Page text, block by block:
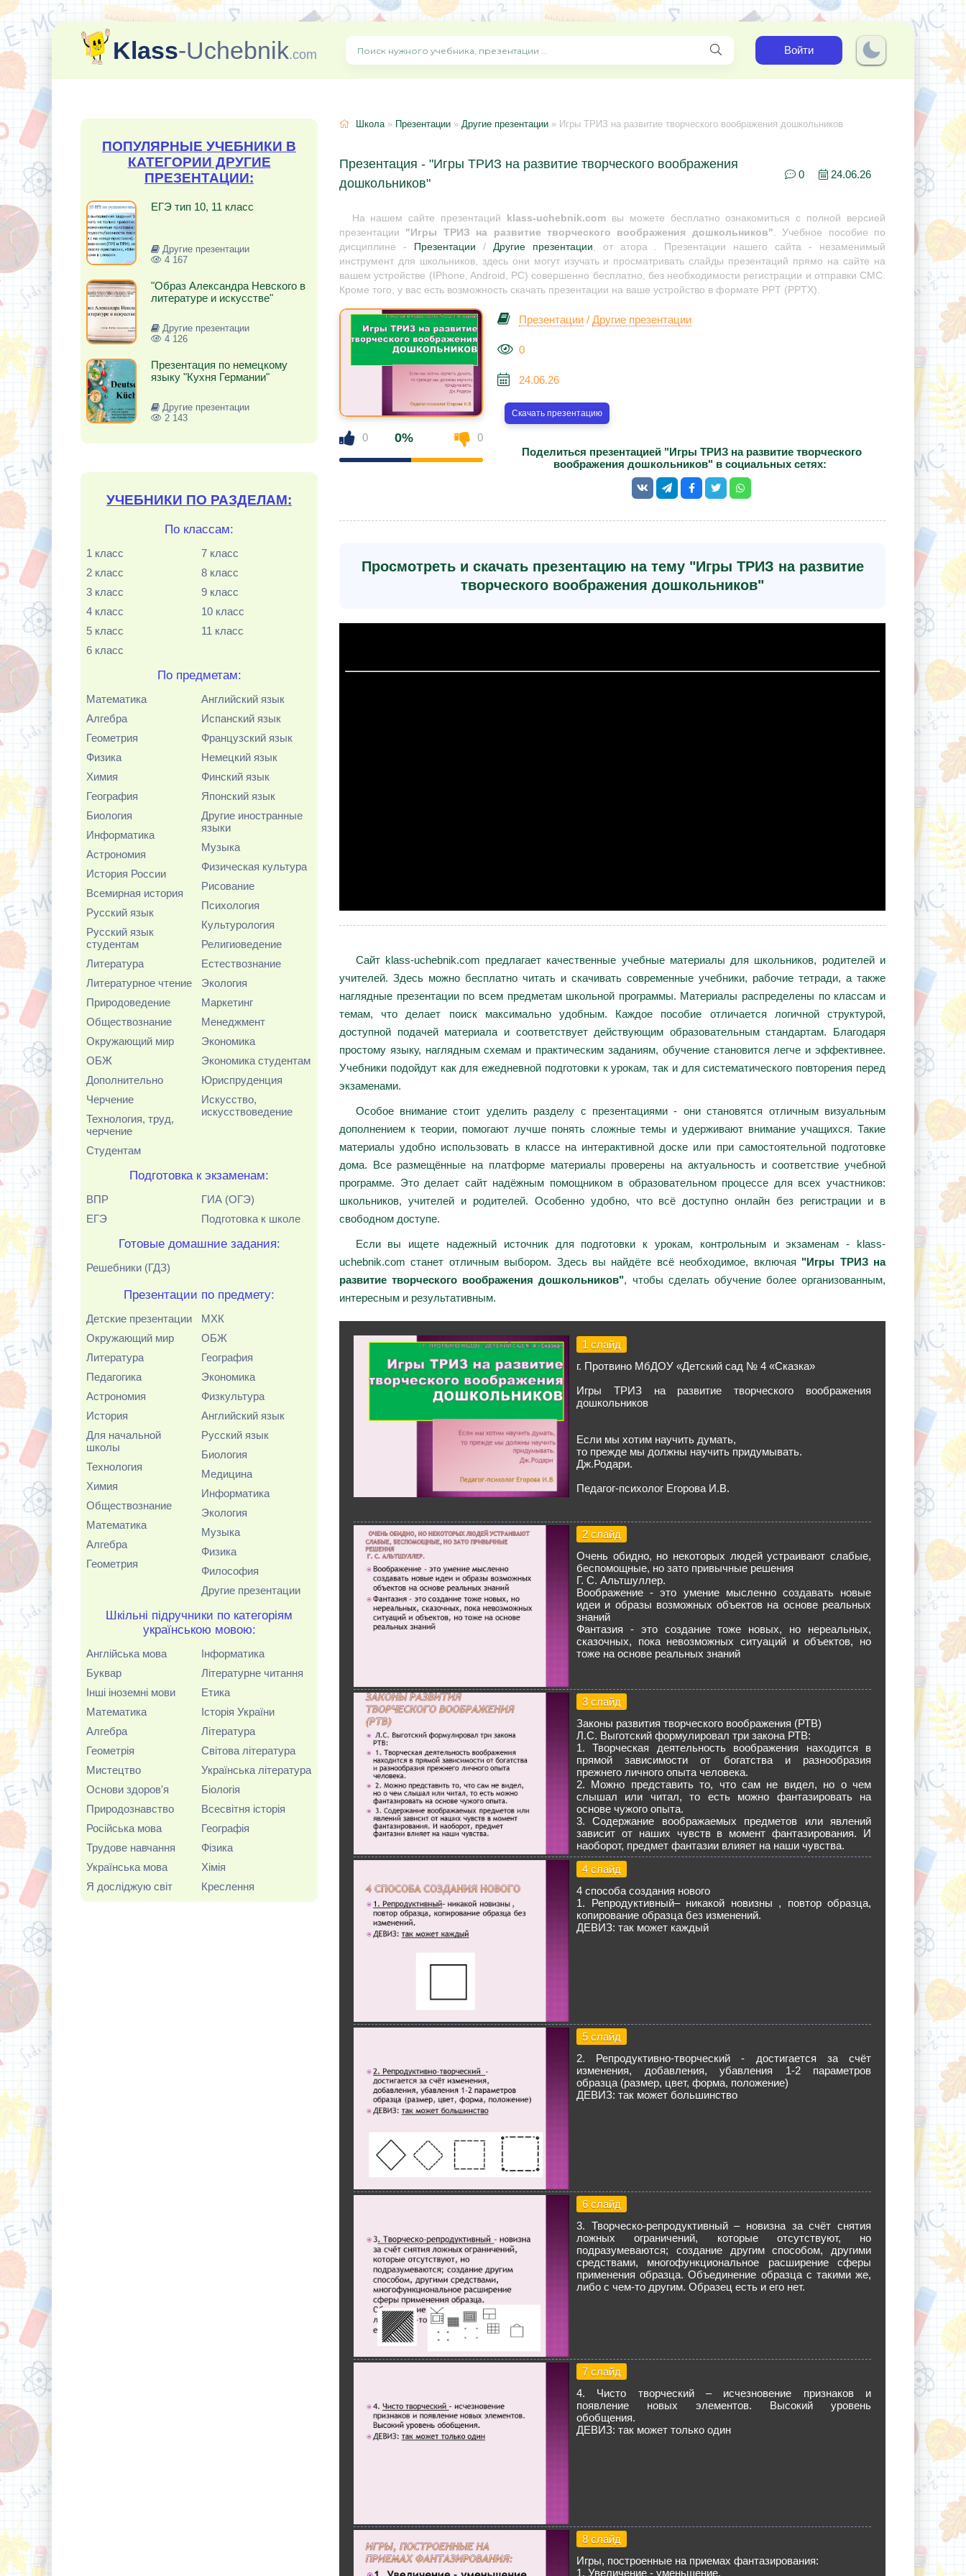
Klass-Uchebnik.com Войти
ПОПУЛЯРНЫЕ УЧЕБНИКИ В
КАТЕГОРИИ ДРУГИЕ
ПРЕЗЕНТАЦИИ:
ЕГЭ тип 10, 11 класс
Другие презентации
4 167
"Образ Александра Невского в
литературе и искусстве"
Другие презентации
4 126
Презентация по немецкому
языку "Кухня Германии"
Другие презентации
2 143
УЧЕБНИКИ ПО РАЗДЕЛАМ:
По классам:
1 класс
2 класс
3 класс
4 класс
5 класс
6 класс
7 класс
8 класс
9 класс
10 класс
11 класс
По предметам:
Математика
Алгебра
Геометрия
Физика
Химия
География
Биология
Информатика
Астрономия
История России
Всемирная история
Русский язык
Русский язык
студентам
Литература
Литературное чтение
Природоведение
Обществознание
Окружающий мир
ОБЖ
Дополнительно
Черчение
Технология, труд,
черчение
Студентам
Английский язык
Испанский язык
Французский язык
Немецкий язык
Финский язык
Японский язык
Другие иностранные
языки
Музыка
Физическая культура
Рисование
Психология
Культурология
Религиоведение
Естествознание
Экология
Маркетинг
Менеджмент
Экономика
Экономика студентам
Юриспруденция
Искусство,
искусствоведение
Подготовка к экзаменам:
ВПР
ЕГЭ
ГИА (ОГЭ)
Подготовка к школе
Готовые домашние задания:
Решебники (ГДЗ)
Презентации по предмету:
Детские презентации
Окружающий мир
Литература
Педагогика
Астрономия
История
Для начальной
школы
Технология
Химия
Обществознание
Математика
Алгебра
Геометрия
МХК
ОБЖ
География
Экономика
Физкультура
Английский язык
Русский язык
Биология
Медицина
Информатика
Экология
Музыка
Физика
Философия
Другие презентации
Шкільні підручники по категоріям
українською мовою:
Англійська мова
Буквар
Інші іноземні мови
Математика
Алгебра
Геометрія
Мистецтво
Основи здоров'я
Природознавство
Російська мова
Трудове навчання
Українська мова
Я досліджую світ
Інформатика
Літературне читання
Етика
Історія України
Література
Світова література
Українська література
Біологія
Всесвітня історія
Географія
Фізика
Хімія
Креслення
Школа» Презентации » Другие презентации » Игры ТРИЗ на развитие творческого воображения дошкольников
Презентация - "Игры ТРИЗ на развитие творческого воображения
дошкольников"
0 24.06.26
На нашем сайте презентаций klass-uchebnik.comвы можете бесплатно ознакомиться с полной версией
презентации "Игры ТРИЗ на развитие творческого воображения дошкольников". Учебное пособие по
дисциплине -
Презентации / Другие презентации, от атора . Презентации нашего сайта - незаменимый
инструмент для школьников, здесь они могут изучать и просматривать слайды презентаций прямо на сайте на
вашем устройстве (IPhone, Android, PC) совершенно бесплатно, без необходимости регистрации и отправки СМС.
Кроме того, у вас есть возможность скачать презентации на ваше устройство в формате PPT (PPTX).
0 0% 0
Презентации / Другие презентации
0
24.06.26
Скачать презентацию
Поделиться презентацией "Игры ТРИЗ на развитие творческого
воображения дошкольников" в социальных сетях:
Просмотреть и скачать презентацию на тему "Игры ТРИЗ на развитие
творческого воображения дошкольников"
Сайт klass-uchebnik.com предлагает качественные учебные материалы для школьников, родителей и
учителей. Здесь можно бесплатно читать и скачивать современные учебники, рабочие тетради, а также
наглядные презентации по всем предметам школьной программы. Материалы распределены по классам и
темам, что делает поиск максимально удобным. Каждое пособие отличается логичной структурой,
доступной подачей материала и соответствует действующим образовательным стандартам. Благодаря
простому языку, наглядным схемам и практическим заданиям, обучение становится легче и эффективнее.
Учебники подойдут как для ежедневной подготовки к урокам, так и для систематического повторения перед
экзаменами.
Особое внимание стоит уделить разделу с презентациями - они становятся отличным визуальным
дополнением к теории, помогают лучше понять сложные темы и удерживают внимание учащихся. Такие
материалы удобно использовать в классе на интерактивной доске или при самостоятельной подготовке
дома. Все размещённые на платформе материалы проверены на актуальность и соответствие учебной
программе. Это делает сайт надёжным помощником в образовательном процессе для всех участников:
школьников, учителей и родителей. Особенно удобно, что всё доступно онлайн без регистрации и в
свободном доступе.
Если вы ищете надежный источник для подготовки к урокам, контрольным и экзаменам - klass-
uchebnik.com станет отличным выбором. Здесь вы найдёте всё необходимое, включая "Игры ТРИЗ на
развитие творческого воображения дошкольников", чтобы сделать обучение более организованным,
интересным и результативным.
1 слайд
г. Протвино МбДОУ «Детский сад № 4 «Сказка»
Игры ТРИЗ на развитие творческого воображения
дошкольников
Если мы хотим научить думать,
то прежде мы должны научить придумывать.
Дж.Родари.
Педагог-психолог Егорова И.В.
2 слайд
Очень обидно, но некоторых людей устраивают слабые,
беспомощные, но зато привычные решения
Г. С. Альтшуллер.
Воображение - это умение мысленно создавать новые
идеи и образы возможных объектов на основе реальных
знаний
Фантазия - это создание тоже новых, но нереальных,
сказочных, пока невозможных ситуаций и объектов, но
тоже на основе реальных знаний
3 слайд
Законы развития творческого воображения (РТВ)
Л.С. Выготский формулировал три закона РТВ:
1. Творческая деятельность воображения находится в
прямой зависимости от богатства и разнообразия
прежнего личного опыта человека.
2. Можно представить то, что сам не видел, но о чем
слышал или читал, то есть можно фантазировать на
основе чужого опыта.
3. Содержание воображаемых предметов или явлений
зависит от наших чувств в момент фантазирования. И
наоборот, предмет фантазии влияет на наши чувства.
4 слайд
4 способа создания нового
1. Репродуктивный– никакой новизны , повтор образца,
копирование образца без изменений.
ДЕВИЗ: так может каждый
5 слайд
2. Репродуктивно-творческий - достигается за счёт
изменения, добавления, убавления 1-2 параметров
образца (размер, цвет, форма, положение)
ДЕВИЗ: так может большинство
6 слайд
3. Творческо-репродуктивный – новизна за счёт снятия
ложных ограничений, которые отсутствуют, но
подразумеваются; создание другим способом, другими
средствами, многофункциональное расширение сферы
применения образца. Объединение образца с такими же,
либо с чем-то другим. Образец есть и его нет.
7 слайд
4. Чисто творческий – исчезновение признаков и
появление новых элементов. Высокий уровень
обобщения.
ДЕВИЗ: так может только один
8 слайд
Игры, построенные на приемах фантазирования:
1. Увеличение - уменьшение.